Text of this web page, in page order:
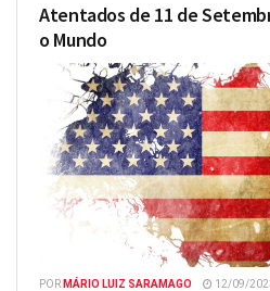
Atentados de 11 de
o Mundo
POR MÁRIO LUIZ SARAMAGO 12/09/